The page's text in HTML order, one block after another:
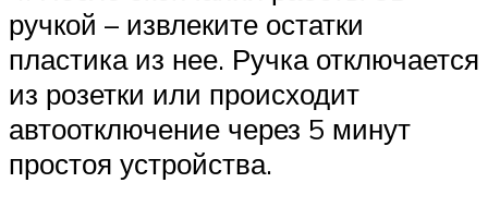
ручкой – извлеките остатки
пластика из нее. Ручка отключается
из розетки или происходит
автоотключение через 5 минут
простоя устройства.